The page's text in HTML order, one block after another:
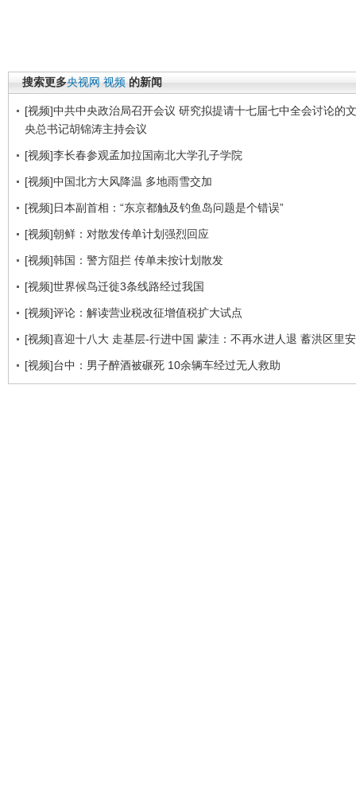
搜索更多央视网 视频 的新闻
[视频]中共中央政治局召开会议 研究拟提请十七届七中全会讨论的
央总书记胡锦涛主持会议
[视频]李长春参观孟加拉国南北大学孔子学院
[视频]中国北方大风降温 多地雨雪交加
[视频]日本副首相：“东京都触及钓鱼岛问题是个错误”
[视频]朝鲜：对散发传单计划强烈回应
[视频]韩国：警方阻拦 传单未按计划散发
[视频]世界候鸟迁徙3条线路经过我国
[视频]评论：解读营业税改征增值税扩大试点
[视频]喜迎十八大 走基层-行进中国 蒙洼：不再水进人退 蓄洪区里
[视频]台中：男子醉酒被碾死 10余辆车经过无人救助